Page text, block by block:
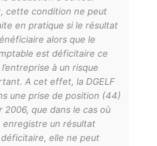
cette condition ne peut
en pratique si le résultat
alors que le
est déficitaire ce
à un risque
A cet effet, la DGELF
une prise de position (44)
2006, que dans le cas où
enregistre un résultat
elle ne peut